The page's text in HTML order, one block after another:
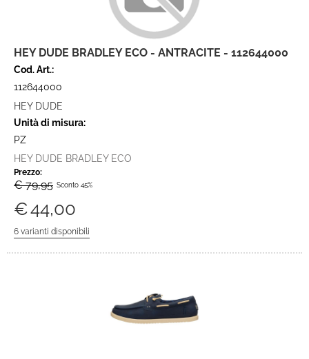
HEY DUDE BRADLEY ECO - ANTRACITE - 112644000
Cod. Art.:
112644000
HEY DUDE
Unità di misura:
PZ
HEY DUDE BRADLEY ECO
Prezzo:
€ 79,95 Sconto 45%
€44,00